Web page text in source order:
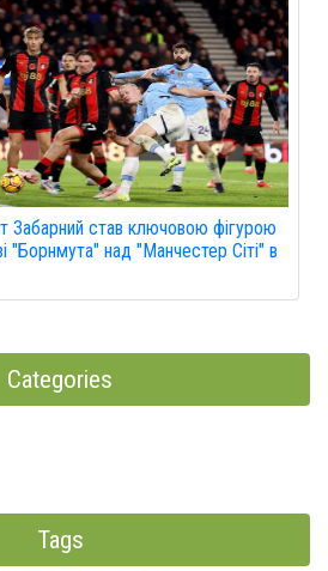
Забарний став ключовою фігурою
"Борнмута" над "Манчестер Сіті" в
Categories
Tags